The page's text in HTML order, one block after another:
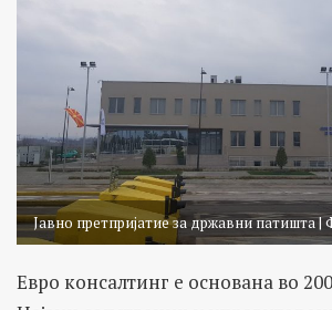
Јавно претпријатие за државни патишта
Евро консалтинг е основана во